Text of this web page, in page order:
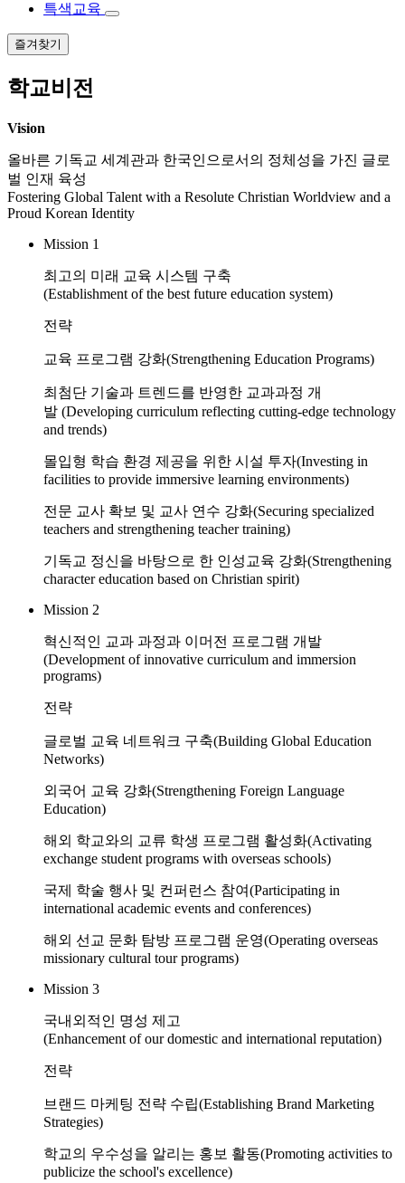
특색교육
즐겨찾기
학교비전
Vision
올바른 기독교 세계관과 한국인으로서의 정체성을 가진 글로
벌 인재 육성
Fostering Global Talent with a Resolute Christian Worldview and a
Proud Korean Identity
Mission 1
최고의 미래 교육 시스템 구축
(Establishment of the best future education system)
전략
교육 프로그램 강화(Strengthening Education Programs)
최첨단 기술과 트렌드를 반영한 교과과정 개
발 (Developing curriculum reflecting cutting-edge technology
and trends)
몰입형 학습 환경 제공을 위한 시설 투자(Investing in
facilities to provide immersive learning environments)
전문 교사 확보 및 교사 연수 강화(Securing specialized
teachers and strengthening teacher training)
기독교 정신을 바탕으로 한 인성교육 강화(Strengthening
character education based on Christian spirit)
Mission 2
혁신적인 교과 과정과 이머전 프로그램 개발
(Development of innovative curriculum and immersion
programs)
전략
글로벌 교육 네트워크 구축(Building Global Education
Networks)
외국어 교육 강화(Strengthening Foreign Language
Education)
해외 학교와의 교류 학생 프로그램 활성화(Activating
exchange student programs with overseas schools)
국제 학술 행사 및 컨퍼런스 참여(Participating in
international academic events and conferences)
해외 선교 문화 탐방 프로그램 운영(Operating overseas
missionary cultural tour programs)
Mission 3
국내외적인 명성 제고
(Enhancement of our domestic and international reputation)
전략
브랜드 마케팅 전략 수립(Establishing Brand Marketing
Strategies)
학교의 우수성을 알리는 홍보 활동(Promoting activities to
publicize the school's excellence)